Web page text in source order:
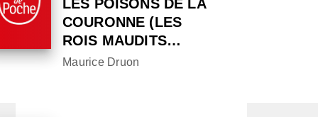
LES POISONS DE LA
COURONNE (LES
ROIS MAUDITS…
Maurice Druon